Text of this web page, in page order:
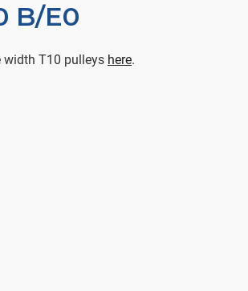
B/E0
width T10 pulleys here.